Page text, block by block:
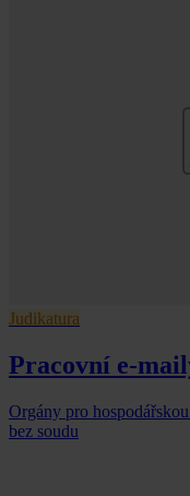
Judikatura
Pracovní e-
Orgány pro
bez soudu